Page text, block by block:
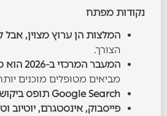
נקודות מפתח
המלצות הן ערוץ מצוין, אבל
הצורך.
המעבר המרכזי ב-2026 הוא ממספר לידים לאיכות לידים
מביאים מטופלים מוכנים
Google Search תופס ביקוש קיים
פייסבוק, אינסטגרם, יוטיוב